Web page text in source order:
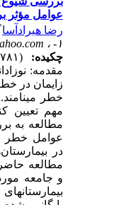
عوامل مؤثر
رضا هیرادآسا *
چکیده:
مقدمه:
زایمان در
خطر می‏نامند.
مهم تعیین
مطالعه به
عوامل خطر
در
مطالعه